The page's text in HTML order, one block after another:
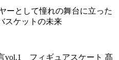
ーとして憧れの舞台に立った
スケットの未来